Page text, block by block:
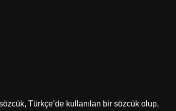
Türkçe’de kullanılan bir sözcük olup,